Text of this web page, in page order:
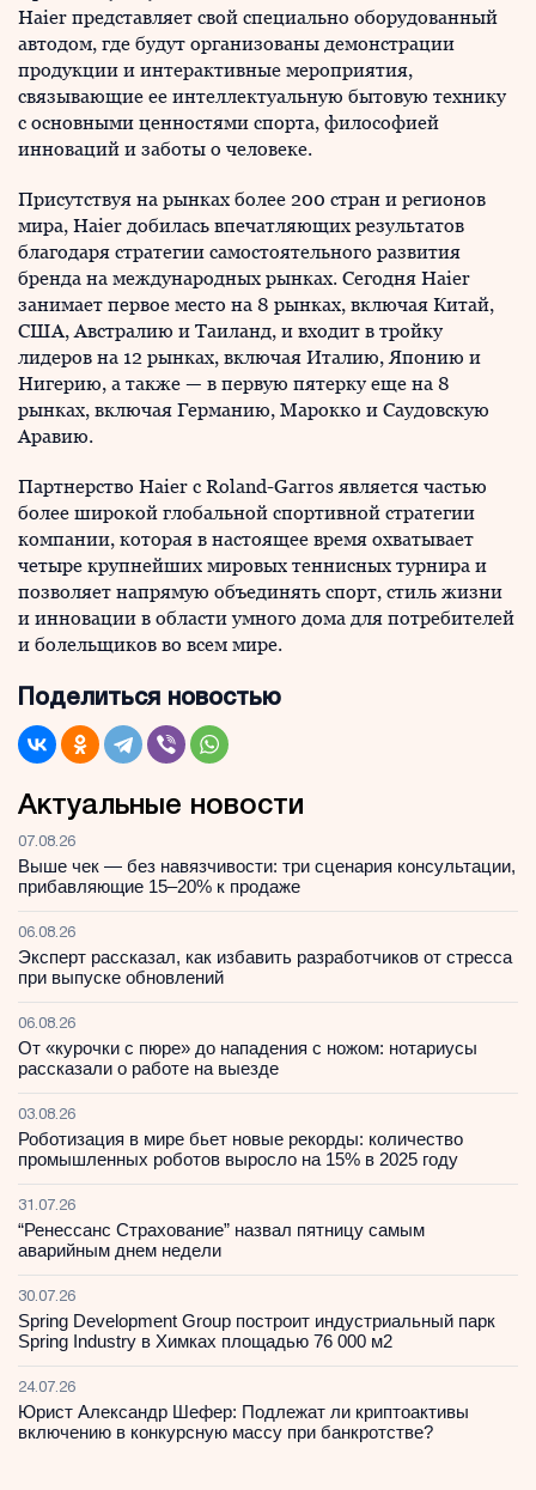
Haier представляет свой специально оборудованный
автодом, где будут организованы демонстрации
продукции и интерактивные мероприятия,
связывающие ее интеллектуальную бытовую технику
с основными ценностями спорта, философией
инноваций и заботы о человеке.
Присутствуя на рынках более 200 стран и регионов
мира, Haier добилась впечатляющих результатов
благодаря стратегии самостоятельного развития
бренда на международных рынках. Сегодня Haier
занимает первое место на 8 рынках, включая Китай,
США, Австралию и Таиланд, и входит в тройку
лидеров на 12 рынках, включая Италию, Японию и
Нигерию, а также — в первую пятерку еще на 8
рынках, включая Германию, Марокко и Саудовскую
Аравию.
Партнерство Haier с Roland-Garros является частью
более широкой глобальной спортивной стратегии
компании, которая в настоящее время охватывает
четыре крупнейших мировых теннисных турнира и
позволяет напрямую объединять спорт, стиль жизни
и инновации в области умного дома для потребителей
и болельщиков во всем мире.
Поделиться новостью
Актуальные новости
07.08.26
Выше чек — без навязчивости: три сценария консультации,
прибавляющие 15–20% к продаже
06.08.26
Эксперт рассказал, как избавить разработчиков от стресса
при выпуске обновлений
06.08.26
От «курочки с пюре» до нападения с ножом: нотариусы
рассказали о работе на выезде
03.08.26
Роботизация в мире бьет новые рекорды: количество
промышленных роботов выросло на 15% в 2025 году
31.07.26
“Ренессанс Страхование” назвал пятницу самым
аварийным днем недели
30.07.26
Spring Development Group построит индустриальный парк
Spring Industry в Химках площадью 76 000 м2
24.07.26
Юрист Александр Шефер: Подлежат ли криптоактивы
включению в конкурсную массу при банкротстве?